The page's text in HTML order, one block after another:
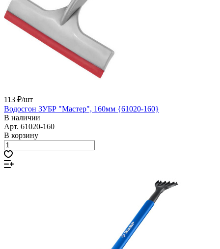
113 ₽/шт
Водосгон ЗУБР "Мастер", 160мм {61020-160}
В наличии
Арт. 61020-160
В корзину